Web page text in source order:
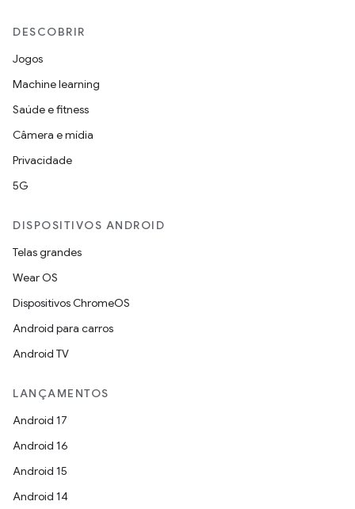
DESCOBRIR
Jogos
Machine learning
Saúde e fitness
Câmera e mídia
Privacidade
5G
DISPOSITIVOS ANDROID
Telas grandes
Wear OS
Dispositivos ChromeOS
Android para carros
Android TV
LANÇAMENTOS
Android 17
Android 16
Android 15
Android 14